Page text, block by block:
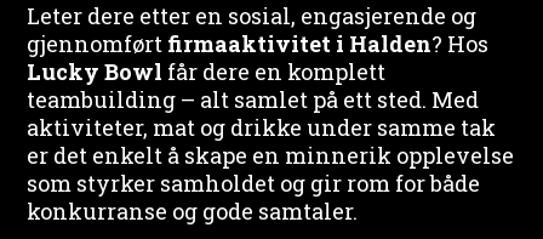
Leter dere etter en sosial, engasjerende og
gjennomført firmaaktivitet i Halden? Hos
Lucky Bowl får dere en komplett
teambuilding – alt samlet på ett sted. Med
aktiviteter, mat og drikke under samme tak
er det enkelt å skape en minnerik opplevelse
som styrker samholdet og gir rom for både
konkurranse og gode samtaler.